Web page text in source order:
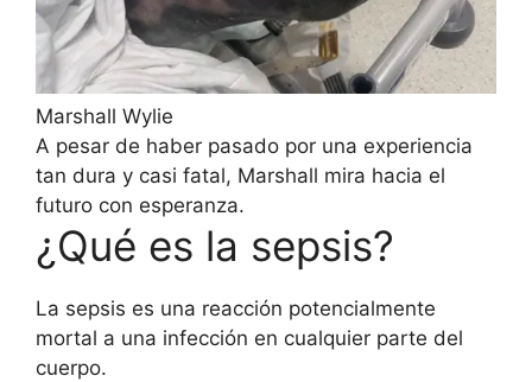
Marshall Wylie
A pesar de haber pasado por una experiencia
tan dura y casi fatal, Marshall mira hacia el
futuro con esperanza.
¿Qué es la sepsis?
La sepsis es una reacción potencialmente
mortal a una infección en cualquier parte del
cuerpo.